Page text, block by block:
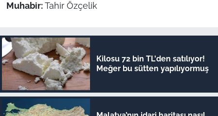
Muhabir: Tahir Özçelik
Kilosu 72 bin TL'den satılıyor!
Meğer bu sütten yapılıyormuş